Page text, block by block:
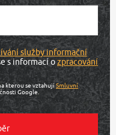
služby informační
s informací ozpracování
kterou se vztahujíSmluvní
Google.